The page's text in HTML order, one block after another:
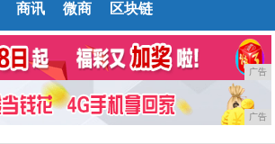
商讯 微商 区块链
广告
广告